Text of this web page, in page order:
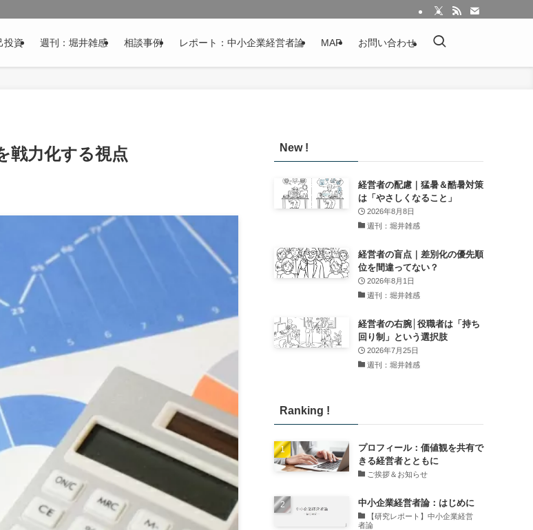
投資 週刊：堀井雑感 相談事例 レポート：中小企業経営者論 MAP お問い合わせ
戦力化する視点 New !
経営者の配慮｜猛暑＆酷暑対策
は「やさしくなること」
2026年8月8日
週刊：堀井雑感
経営者の盲点｜差別化の優先順
位を間違ってない？
2026年8月1日
週刊：堀井雑感
経営者の右腕│役職者は「持ち
回り制」という選択肢
2026年7月25日
週刊：堀井雑感
Ranking !
プロフィール：価値観を共有で
きる経営者とともに
ご挨拶＆お知らせ
中小企業経営者論：はじめに
【研究レポート】中小企業経営
者論